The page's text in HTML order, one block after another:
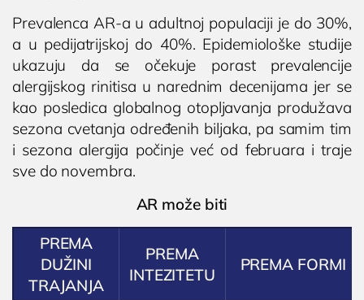
Prevalenca AR-a u adultnoj populaciji je do 30%,
a u pedijatrijskoj do 40%. Epidemiološke studije
ukazuju da se očekuje porast prevalencije
alergijskog rinitisa u narednim decenijama jer se
kao posledica globalnog otopljavanja produžava
sezona cvetanja određenih biljaka, pa samim tim
i sezona alergija počinje već od februara i traje
sve do novembra.
AR može biti
PREMA
DUŽINI
TRAJANJA
PREMA
INTEZITETU
PREMA FORMI